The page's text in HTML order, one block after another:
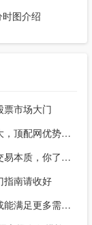
图介绍
票市场大门
股票和期货市场实力投资者擅配资以小博大，顶配网优势尽显
股票入门知识：从沙丁鱼罐头炒卖看股票交易本质，你了解吗？
指南请收好
股民常用电视获股市信息，涨乐理财软件或能满足更多需求？